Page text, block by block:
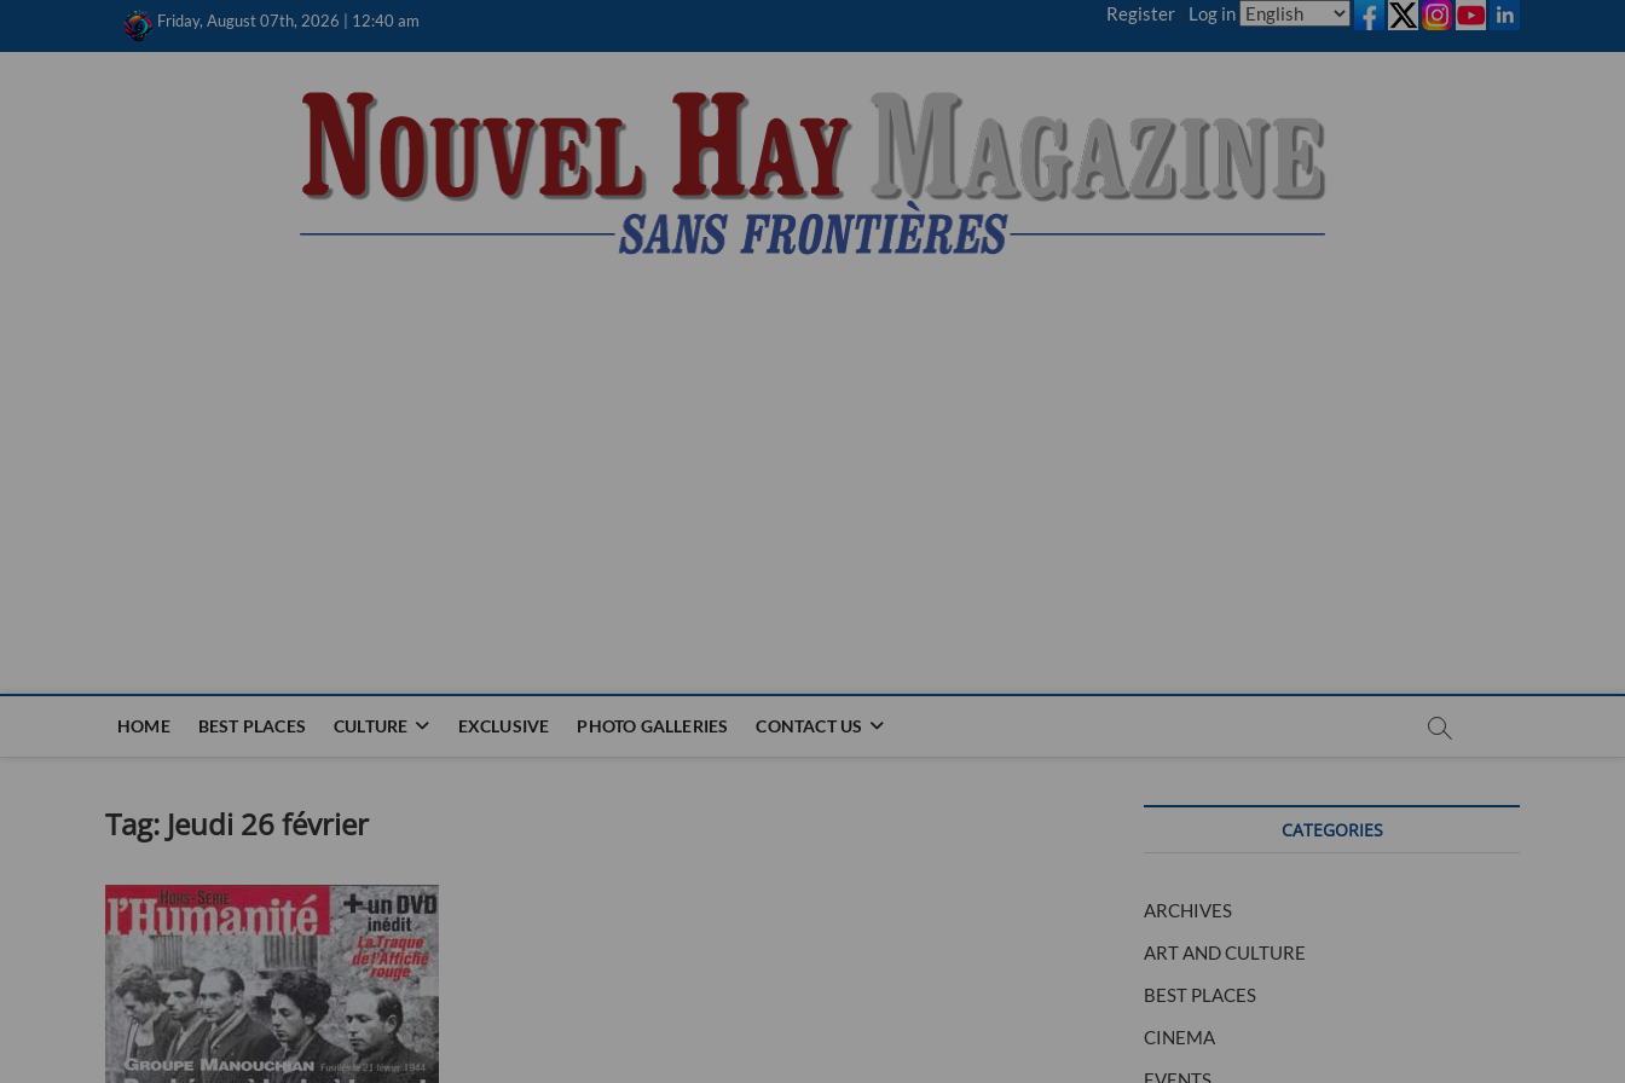
Friday, August 07th, 2026 | 12:40 am Register | Log in
HOME BEST PLACES CULTURE EXCLUSIVE PHOTO GALLERIES CONTACT US
Tag: Jeudi 26 février CATEGORIES
ARCHIVES
ART AND CULTURE
BEST PLACES
CINEMA